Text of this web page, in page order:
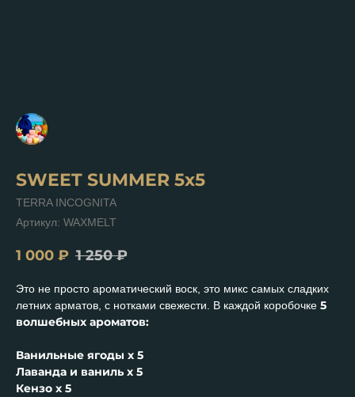
SWEET SUMMER 5x5
TERRA INCOGNITA
Артикул: WAXMELT
1 000 ₽ 1 250 ₽
Это не просто ароматический воск, это микс самых сладких
летних арматов, с нотками свежести. В каждой коробочке 5
волшебных ароматов:
Ванильные ягоды х 5
Лаванда и ваниль х 5
Кензо х 5